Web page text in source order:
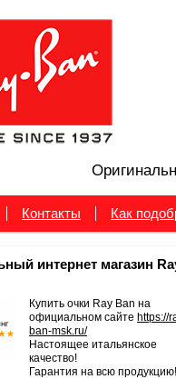
Контакты Как
интернет магазин
Купить очки Ray Ban на
официальном сайте https://
ban-msk.ru/
Настоящее итальянское
качество!
Гарантия на всю